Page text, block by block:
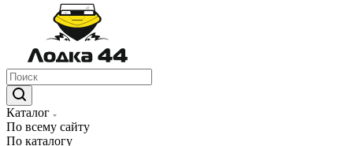
Каталог
По всему сайту
По каталогу